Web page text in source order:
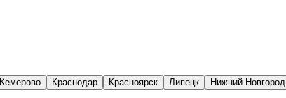
Кемерово Краснодар Красноярск Липецк Нижний Новгород